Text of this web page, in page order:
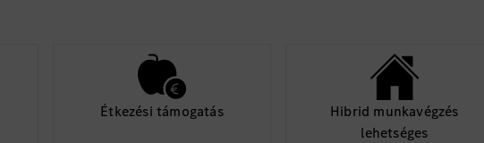
Étkezési támogatás
Hibrid munkavégzés
lehetséges